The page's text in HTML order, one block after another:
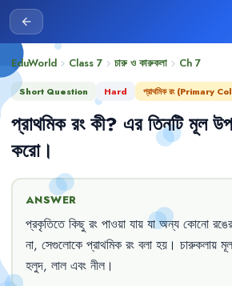
arrow_back
EduWorld chevron_right Class 7 chevron_right চারু ও কারুকলা chevron_right Ch 7
Short Question Hard প্রাথমিক রং (Primary
প্রাথমিক রং কী? এর তিনটি মূল
করো।
ANSWER
প্রকৃতিতে কিছু রং পাওয়া যায় যা অন্য কোনো রঙের
না, সেগুলোকে প্রাথমিক রং বলা হয়। চারুকলায় মূল
হলুদ, লাল এবং নীল।